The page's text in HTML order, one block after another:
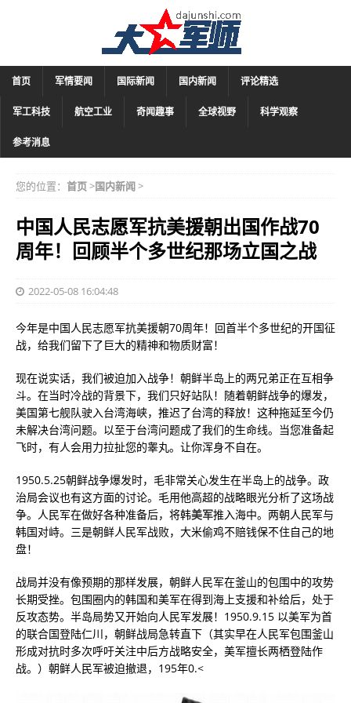
首页 军情要闻 国际新闻 国内新闻 评论精选
军工科技 航空工业 奇闻趣事 全球视野 科学观察
参考消息
您的位置： 首页>国内新闻>
中国人民志愿军抗美援朝出国作战70
周年！回顾半个多世纪那场立国之战
2022-05-08 16:04:48
今年是中国人民志愿军抗美援朝70周年！回首半个多世纪的开国征
战，给我们留下了巨大的精神和物质财富！
现在说实话，我们被迫加入战争！朝鲜半岛上的两兄弟正在互相争
斗。在当时冷战的背景下，我们只好站队！随着朝鲜战争的爆发，
美国第七舰队驶入台湾海峡，推迟了台湾的释放！这种拖延至今仍
未解决台湾问题。以至于台湾问题成了我们的生命线。当您准备起
飞时，有人会用力拉扯您的睾丸。让你浑身不自在。
1950.5.25朝鲜战争爆发时，毛非常关心发生在半岛上的战争。政
治局会议也有这方面的讨论。毛用他高超的战略眼光分析了这场战
争。人民军在做好各种准备后，将韩美军推入海中。两朝人民军与
韩国对峙。三是朝鲜人民军战败，大米偷鸡不赔钱保不住自己的地
盘！
战局并没有像预期的那样发展，朝鲜人民军在釜山的包围中的攻势
长期受挫。包围圈内的韩国和美军在得到海上支援和补给后，处于
反攻态势。半岛局势又开始向人民军发展！1950.9.15 以美军为首
的联合国登陆仁川，朝鲜战局急转直下（其实早在人民军包围釜山
形成对抗时多次呼吁关注中后方战略安全​​，美军擅长两栖登陆作
战。）朝鲜人民军被迫撤退，195年0.<